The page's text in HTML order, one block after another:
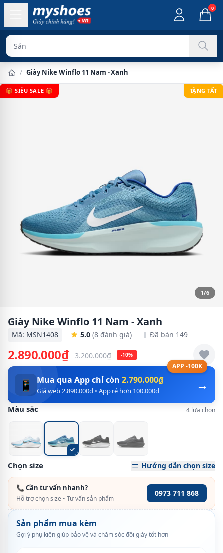
0
Sản phẩm chín
/ Giày Nike Winflo 11 Nam - Xanh
🎁 SIÊU SALE 🎁 TẶNG TẤT
1/6
Giày Nike Winflo 11 Nam - Xanh
Mã: MSN1408 5.0 (8 đánh giá) Đã bán 149
2.890.000₫ 3.200.000₫ -10%
APP -100K
→
📱 Mua qua App chỉ còn 2.790.000₫
Giá web 2.890.000₫ • App rẻ hơn 100.000₫
Màu sắc 4 lựa chọn
Chọn size Hướng dẫn chọn size
📞 Cần tư vấn nhanh?
Hỗ trợ chọn size • Tư vấn sản phẩm
0973 711 868
Sản phẩm mua kèm
Gợi ý phụ kiện giúp bảo vệ và chăm sóc đôi giày tốt hơn